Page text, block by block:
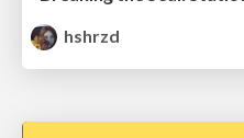
hshrzd